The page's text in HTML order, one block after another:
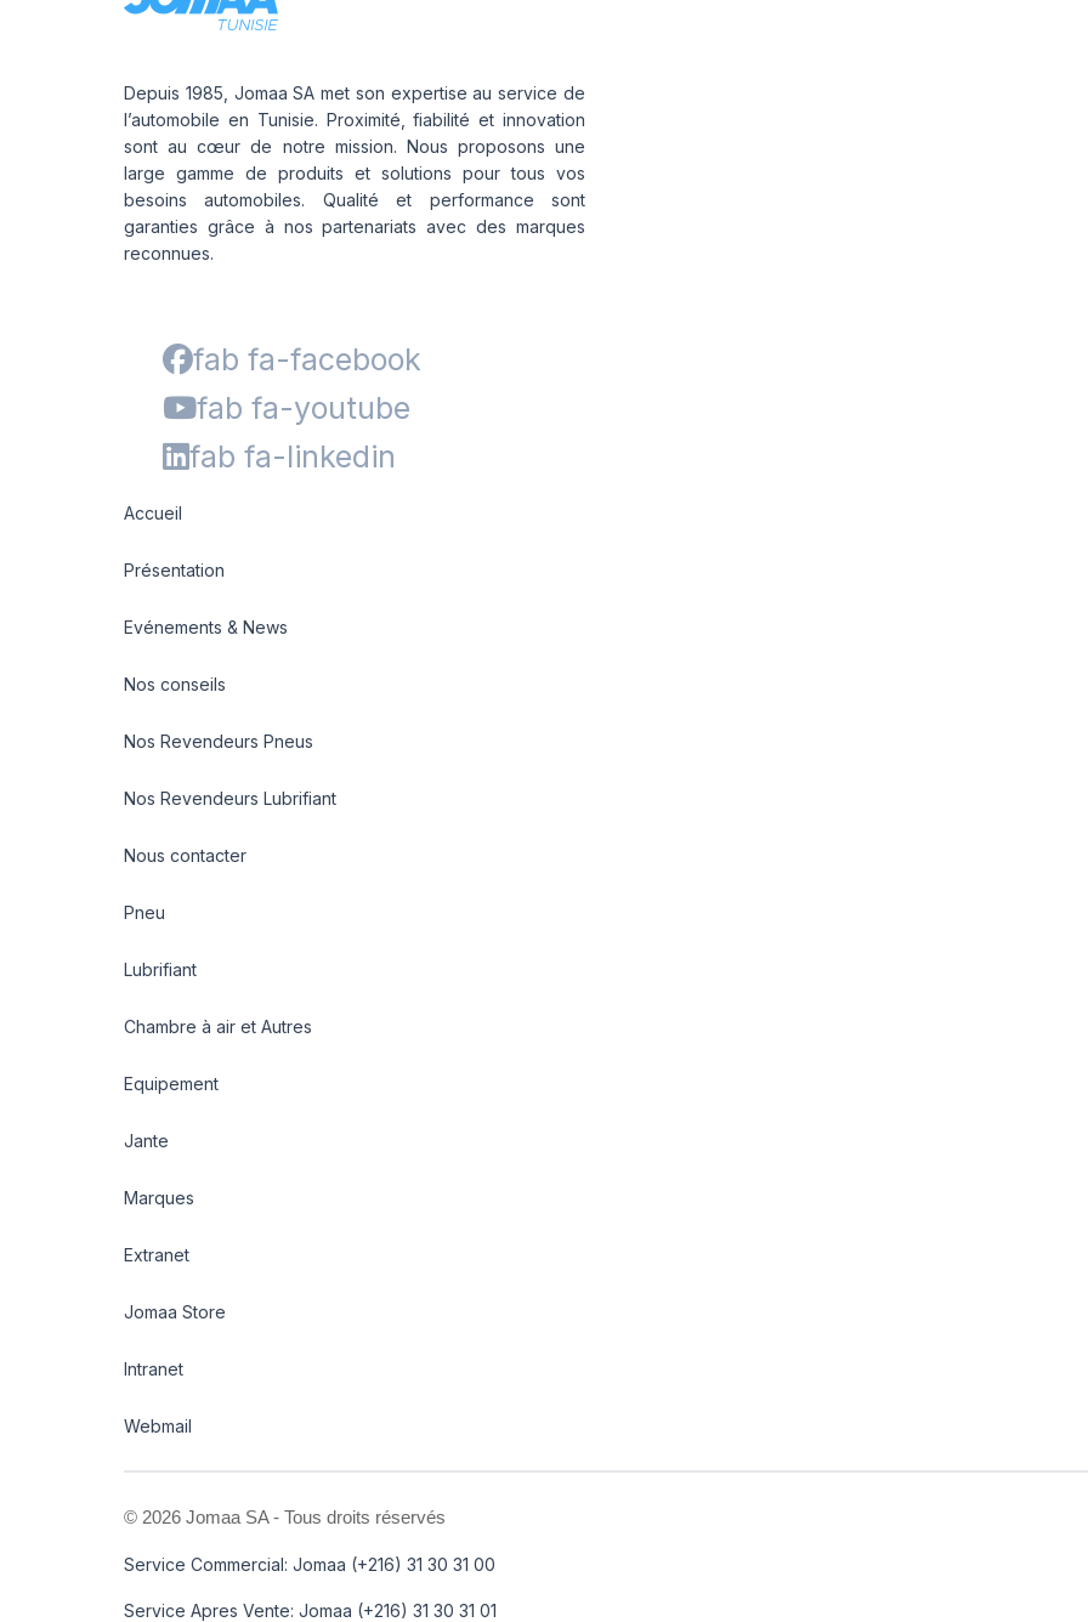
Depuis 1985, Jomaa SA met son expertise au service de
l’automobile en Tunisie. Proximité, fiabilité et innovation
sont au cœur de notre mission. Nous proposons une
large gamme de produits et solutions pour tous vos
besoins automobiles. Qualité et performance sont
garanties grâce à nos partenariats avec des marques
reconnues.
fab fa-facebook
fab fa-youtube
fab fa-linkedin
Accueil
Présentation
Evénements & News
Nos conseils
Nos Revendeurs Pneus
Nos Revendeurs Lubrifiant
Nous contacter
Pneu
Lubrifiant
Chambre à air et Autres
Equipement
Jante
Marques
Extranet
Jomaa Store
Intranet
Webmail
© 2026 Jomaa SA - Tous droits réservés
Service Commercial: Jomaa (+216) 31 30 31 00
Service Apres Vente: Jomaa (+216) 31 30 31 01